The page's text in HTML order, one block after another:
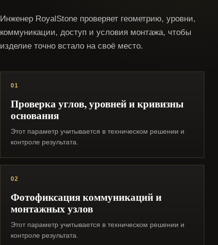
Инженер RoyalStone проверяет геометрию, уровни,
коммуникации, доступ и условия монтажа, чтобы
изделие точно встало на своё место.
01
Проверка углов, уровней и кривизны
основания
Этот параметр учитывается в техническом решении и
контроле результата.
02
Фотофиксация коммуникаций и
монтажных узлов
Этот параметр учитывается в техническом решении и
контроле результата.